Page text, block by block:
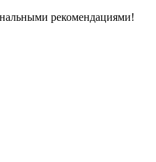
рекомендациями!